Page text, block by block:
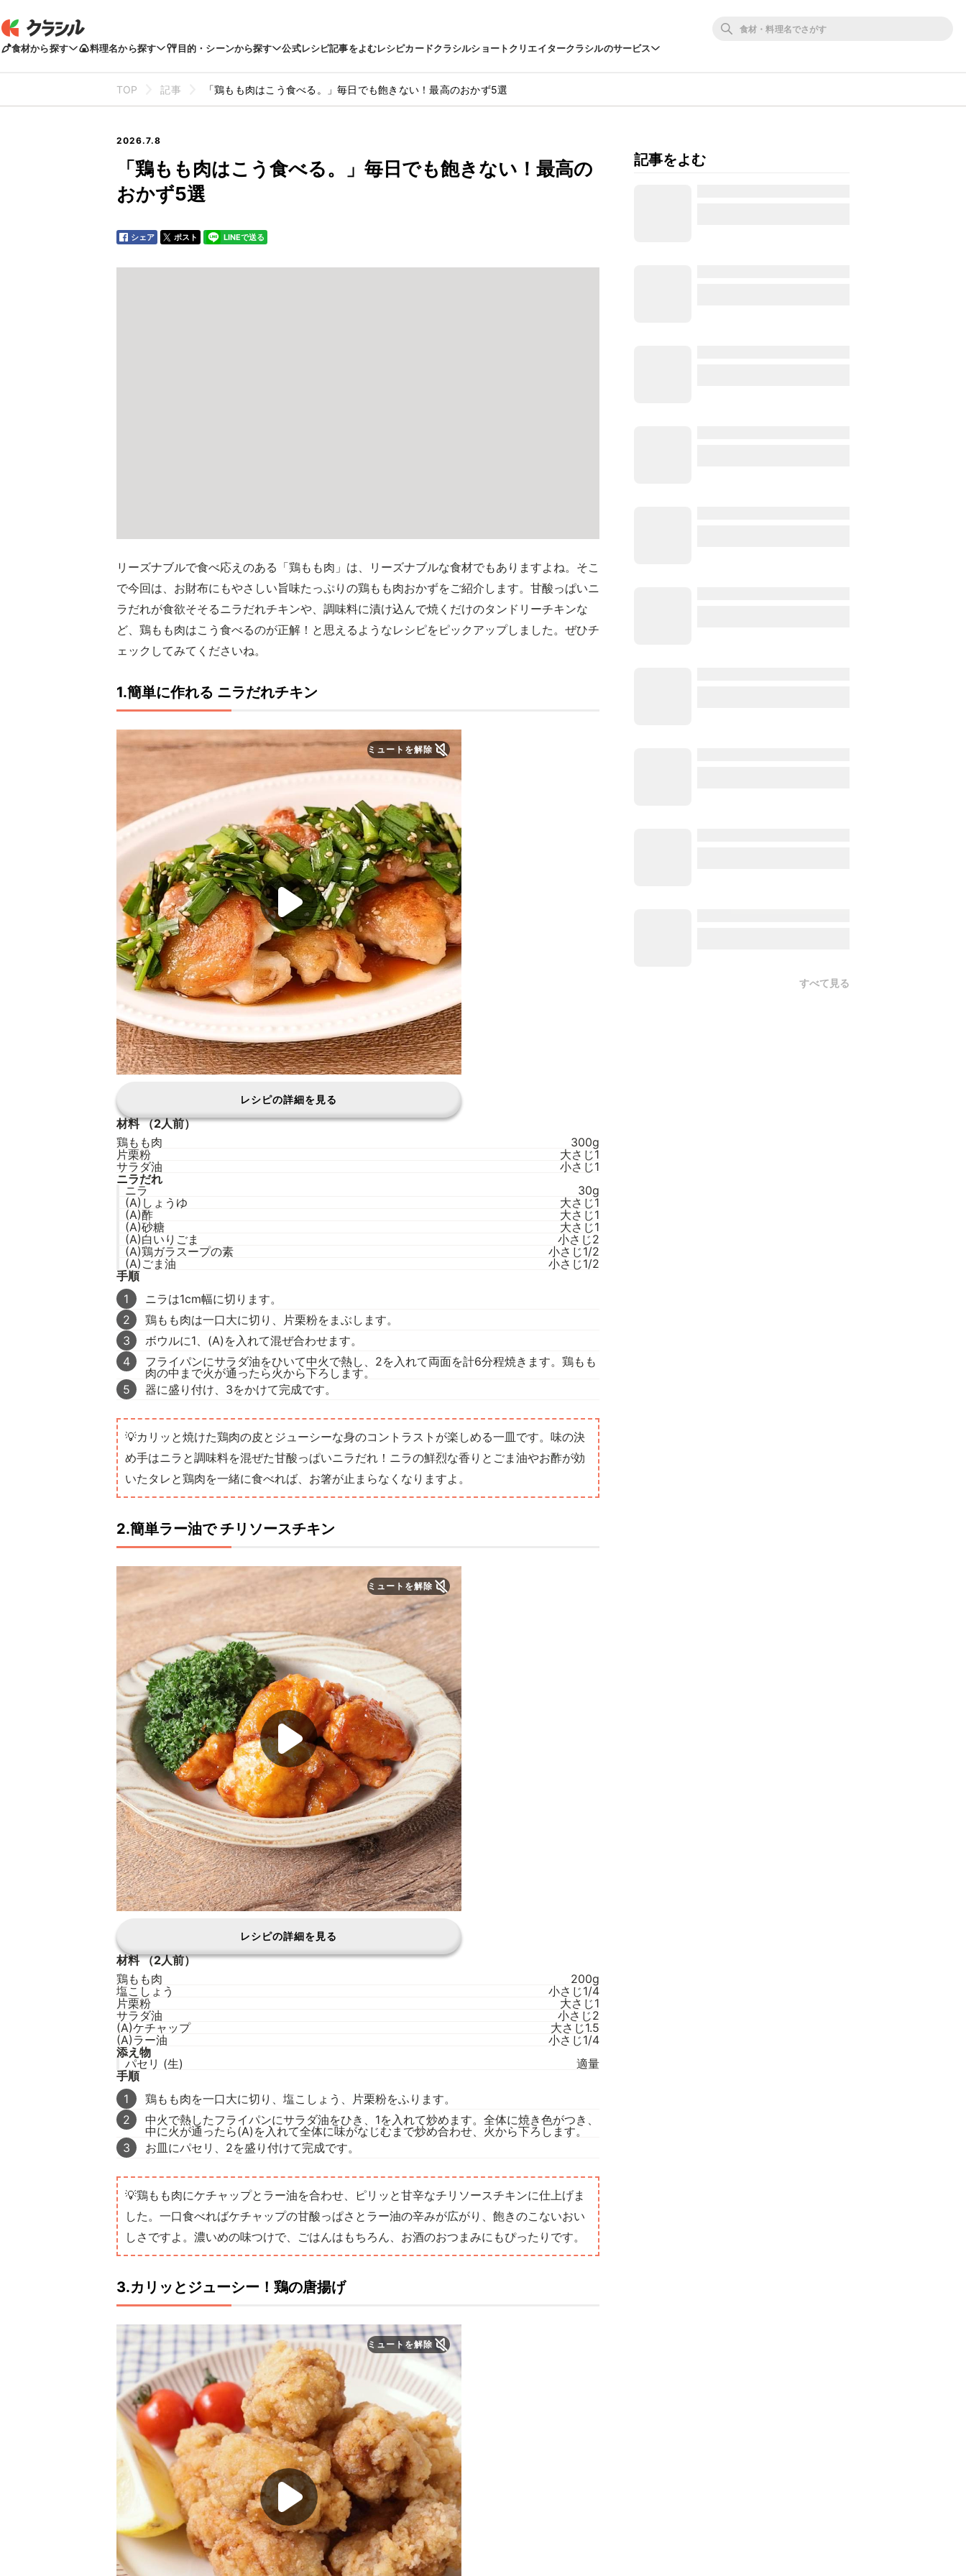
食材から探す 料理名から探す 目的・シーンから探す 公式レシピ記事をよむレシピカードクラシルショートクリエイタークラシルのサービス
TOP 記事 「鶏もも肉はこう食べる。」毎日でも飽きない！最高のおかず5選
2026.7.8
「鶏もも肉はこう食べる。」毎日でも飽きない！最高の
おかず5選
シェア ポスト LINEで送る
リーズナブルで食べ応えのある「鶏もも肉」は、リーズナブルな食材でもありますよね。そこ
で今回は、お財布にもやさしい旨味たっぷりの鶏もも肉おかずをご紹介します。甘酸っぱいニ
ラだれが食欲そそるニラだれチキンや、調味料に漬け込んで焼くだけのタンドリーチキンな
ど、鶏もも肉はこう食べるのが正解！と思えるようなレシピをピックアップしました。ぜひチ
ェックしてみてくださいね。
1.簡単に作れる ニラだれチキン
ミュートを解除
レシピの詳細を見る
材料（2人前）
鶏もも肉
300g
片栗粉
大さじ1
サラダ油
小さじ1
ニラだれ
ニラ
30g
(A)しょうゆ
大さじ1
(A)酢
大さじ1
(A)砂糖
大さじ1
(A)白いりごま
小さじ2
(A)鶏ガラスープの素
小さじ1/2
(A)ごま油
小さじ1/2
手順
1
ニラは1cm幅に切ります。
2
鶏もも肉は一口大に切り、片栗粉をまぶします。
3
ボウルに1、(A)を入れて混ぜ合わせます。
4
フライパンにサラダ油をひいて中火で熱し、2を入れて両面を計6分程焼きます。鶏もも
肉の中まで火が通ったら火から下ろします。
5
器に盛り付け、3をかけて完成です。
💡カリッと焼けた鶏肉の皮とジューシーな身のコントラストが楽しめる一皿です。味の決
め手はニラと調味料を混ぜた甘酸っぱいニラだれ！ニラの鮮烈な香りとごま油やお酢が効
いたタレと鶏肉を一緒に食べれば、お箸が止まらなくなりますよ。
2.簡単ラー油で チリソースチキン
ミュートを解除
レシピの詳細を見る
材料（2人前）
鶏もも肉
200g
塩こしょう
小さじ1/4
片栗粉
大さじ1
サラダ油
小さじ2
(A)ケチャップ
大さじ1.5
(A)ラー油
小さじ1/4
添え物
パセリ (生)
適量
手順
1
鶏もも肉を一口大に切り、塩こしょう、片栗粉をふります。
2
中火で熱したフライパンにサラダ油をひき、1を入れて炒めます。全体に焼き色がつき、
中に火が通ったら(A)を入れて全体に味がなじむまで炒め合わせ、火から下ろします。
3
お皿にパセリ、2を盛り付けて完成です。
💡鶏もも肉にケチャップとラー油を合わせ、ピリッと甘辛なチリソースチキンに仕上げま
した。一口食べればケチャップの甘酸っぱさとラー油の辛みが広がり、飽きのこないおい
しさですよ。濃いめの味つけで、ごはんはもちろん、お酒のおつまみにもぴったりです。
3.カリッとジューシー！鶏の唐揚げ
ミュートを解除
記事をよむ
すべて見る